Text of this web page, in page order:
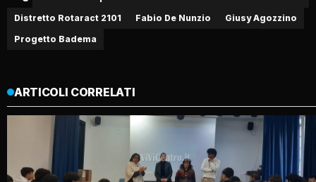
Distretto Rotaract 2101
Fabio De Nunzio
Giusy Agozzino
Progetto Badema
ARTICOLI CORRELATI